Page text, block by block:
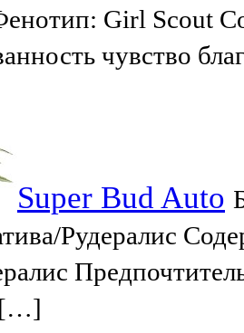
Girl Scout
чувство
Super Bud Auto
Рудералис
[…]